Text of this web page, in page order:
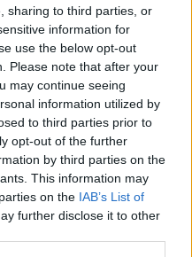
sharing to third parties, or
information for
use the below opt-out
Please note that after your
may continue seeing
information utilized by
to third parties prior to
opt-out of the further
by third parties on the
This information may
on the IAB’s List of
further disclose it to other
στη Google
ορεινής
τη Δημητσάνα, ένα
με φινέτσα και
επισκέπτες
μήνες